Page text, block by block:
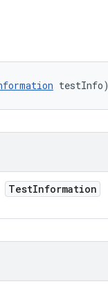
testInfo)
TestInformation